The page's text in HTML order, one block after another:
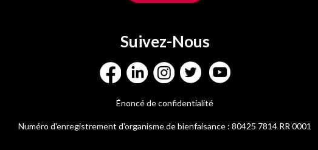
Suivez-Nous
Énoncé de confidentialité
Numéro d'enregistrement d'organisme de bienfaisance : 80425 7814 RR 0001